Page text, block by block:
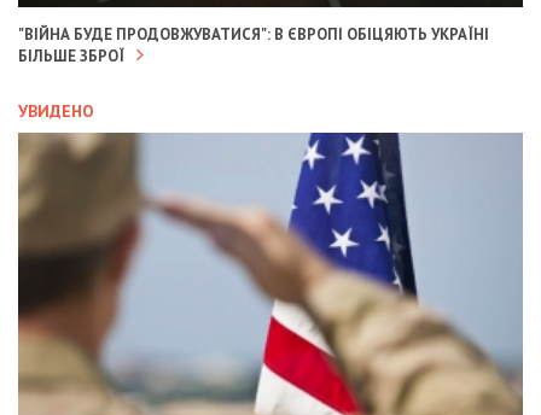
"ВІЙНА БУДЕ ПРОДОВЖУВАТИСЯ": В ЄВРОПІ ОБІЦЯЮТЬ УКРАЇНІ
БІЛЬШЕ ЗБРОЇ
УВИДЕНО